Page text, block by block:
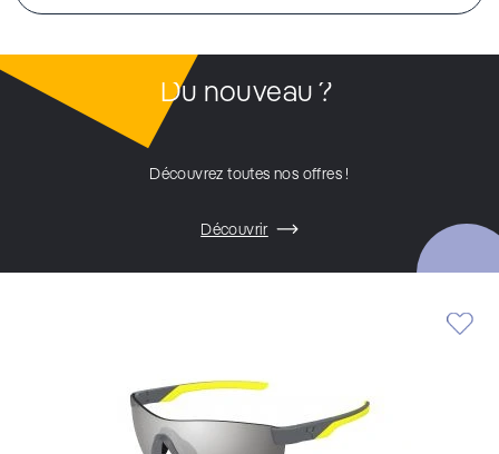
Du nouveau ?
Découvrez toutes nos offres !
Découvrir